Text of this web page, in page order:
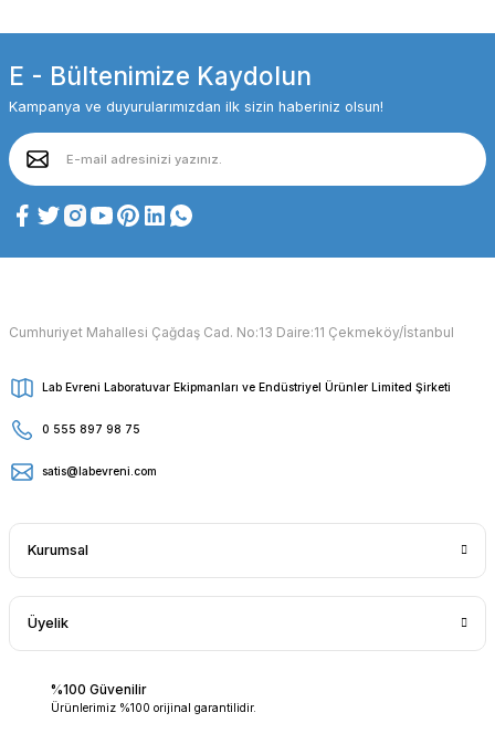
E - Bültenimize Kaydolun
Kampanya ve duyurularımızdan ilk sizin haberiniz olsun!
Cumhuriyet Mahallesi Çağdaş Cad. No:13 Daire:11 Çekmeköy/İstanbul
Lab Evreni Laboratuvar Ekipmanları ve Endüstriyel Ürünler Limited Şirketi
0 555 897 98 75
satis@labevreni.com
Kurumsal
Üyelik
%100 Güvenilir
Ürünlerimiz %100 orijinal garantilidir.